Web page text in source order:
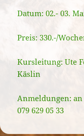
Datum: 02.- 03.
Preis: 330.-/
Kursleitung: Ute
Käslin
Anmeldungen:
079 629 05 33